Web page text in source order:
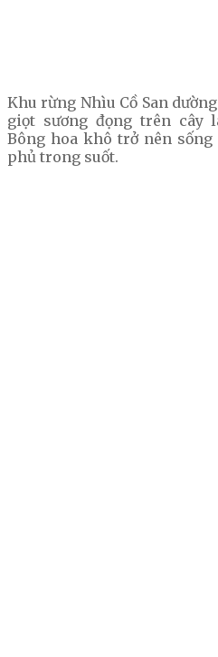
Khu rừng Nhìu Cồ San
giọt sương đọng trên cây
Bông hoa khô trở nên
phủ trong suốt.